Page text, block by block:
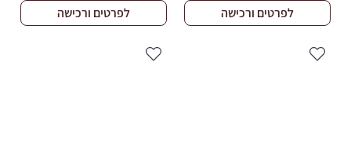
לפרטים ורכישה לפרטים ורכישה